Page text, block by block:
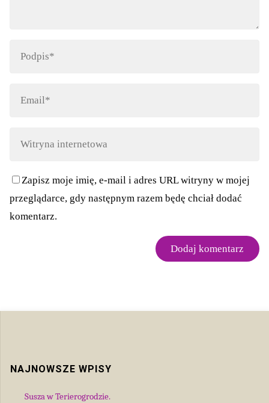
Zapisz moje imię, e-mail i adres URL witryny w mojej
przeglądarce, gdy następnym razem będę chciał dodać
komentarz.
NAJNOWSZE WPISY
Susza w Terierogrodzie.